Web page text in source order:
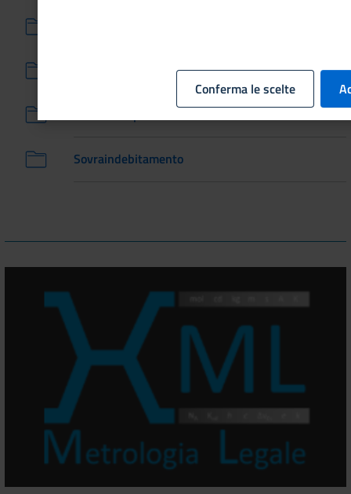
Sovraindebitamento
Conferma le scelte